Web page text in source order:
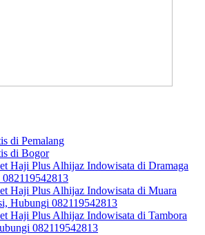
di Pemalang
di Bogor
Haji Plus Alhijaz Indowisata di Dramaga
Haji Plus Alhijaz Indowisata di Muara
Hubungi 082119542813
Haji Plus Alhijaz Indowisata di Tambora
082119542813